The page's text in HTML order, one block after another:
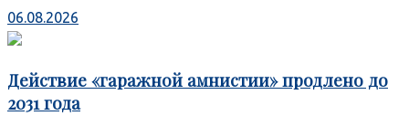
06.08.2026
Действие «гаражной амнистии» продлено до
2031 года